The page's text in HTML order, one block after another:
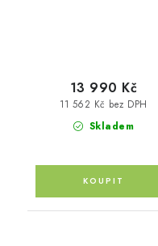
Skladem
11 562 Kč bez DPH
13 990 Kč